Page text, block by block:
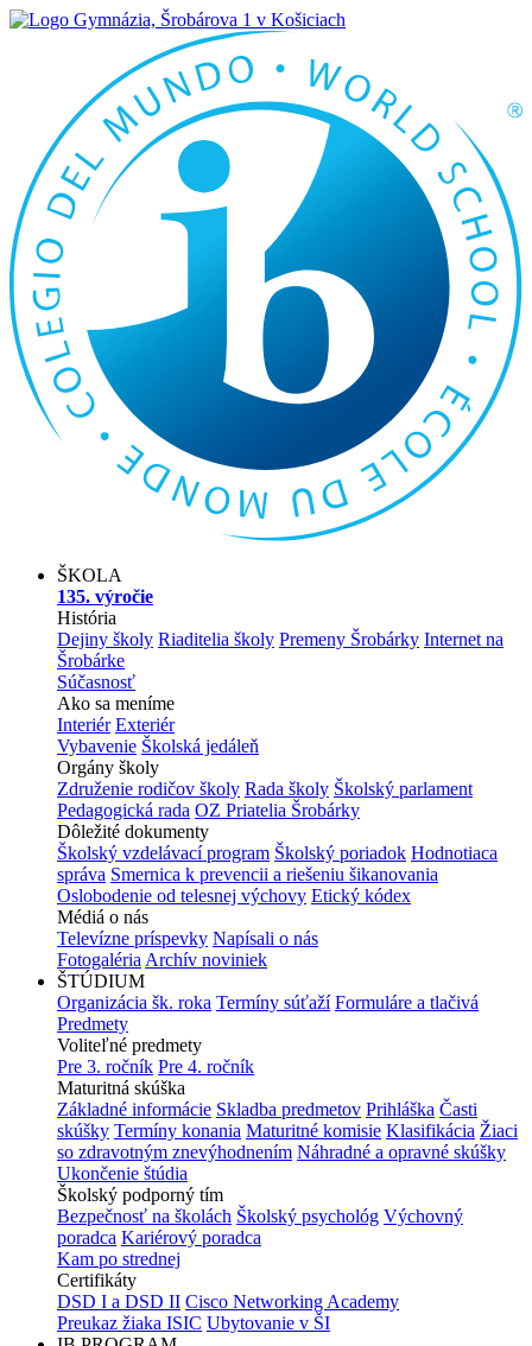
ŠKOLA
135. výročie
História
Dejiny školy Riaditelia školy Premeny Šrobárky Internet na
Šrobárke
Súčasnosť
Ako sa meníme
Interiér Exteriér
Vybavenie Školská jedáleň
Orgány školy
Združenie rodičov školy Rada školy Školský parlament
Pedagogická rada OZ Priatelia Šrobárky
Dôležité dokumenty
Školský vzdelávací program Školský poriadok Hodnotiaca
správa Smernica k prevencii a riešeniu šikanovania
Oslobodenie od telesnej výchovy Etický kódex
Médiá o nás
Televízne príspevky Napísali o nás
Fotogaléria Archív noviniek
ŠTÚDIUM
Organizácia šk. roka Termíny súťaží Formuláre a tlačivá
Predmety
Voliteľné predmety
Pre 3. ročník Pre 4. ročník
Maturitná skúška
Základné informácie Skladba predmetov Prihláška Časti
skúšky Termíny konania Maturitné komisie Klasifikácia Žiaci
so zdravotným znevýhodnením Náhradné a opravné skúšky
Ukončenie štúdia
Školský podporný tím
Bezpečnosť na školách Školský psychológ Výchovný
poradca Kariérový poradca
Kam po strednej
Certifikáty
DSD I a DSD II Cisco Networking Academy
Preukaz žiaka ISIC Ubytovanie v ŠI